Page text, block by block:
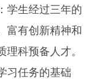
学生经过三年的
富有创新精神和
科预备人才。
习任务的基础